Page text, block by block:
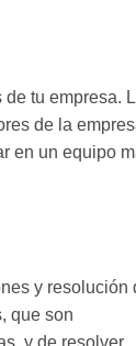
tu empresa.
de la
en un equipo
y resolución
que son